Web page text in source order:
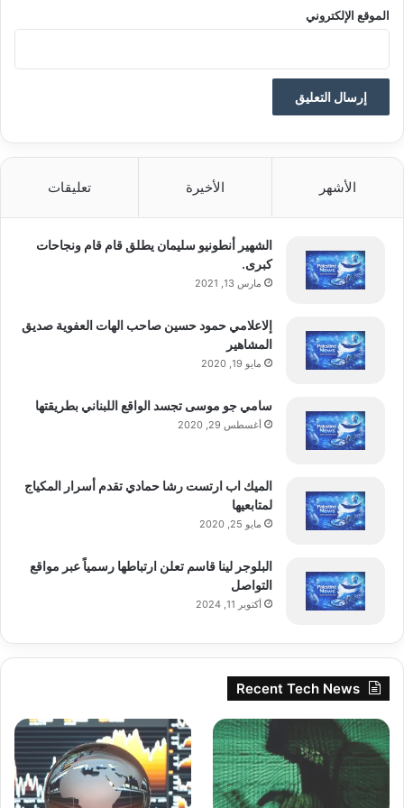
الموقع الإلكتروني
الأشهر الأخيرة تعليقات
الشهير أنطونيو سليمان يطلق قام قام ونجاحات
كبرى.
مارس 13, 2021
إلاعلامي حمود حسين صاحب الهات العفوية صديق
المشاهير
مايو 19, 2020
سامي جو موسى تجسد الواقع اللبناني بطريقتها
أغسطس 29, 2020
الميك اب ارتست رشا حمادي تقدم أسرار المكياج
لمتابعيها
مايو 25, 2020
البلوجر لينا قاسم تعلن ارتباطها رسمياً عبر مواقع
التواصل
أكتوبر 11, 2024
Recent Tech News